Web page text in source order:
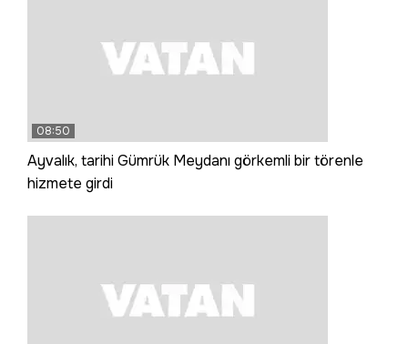
08:50
Ayvalık, tarihi Gümrük Meydanı görkemli bir törenle
hizmete girdi